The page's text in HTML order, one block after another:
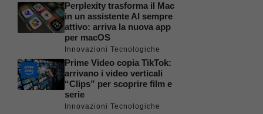
Perplexity trasforma il Mac
in un assistente AI sempre
attivo: arriva la nuova app
per macOS
Innovazioni Tecnologiche
Prime Video copia TikTok:
arrivano i video verticali
“Clips” per scoprire film e
serie
Innovazioni Tecnologiche